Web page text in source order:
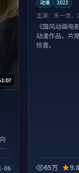
06
动漫 2023
主演：朱一龙、
《国风动画电
动漫作品，片
惊喜。
65万 9.8